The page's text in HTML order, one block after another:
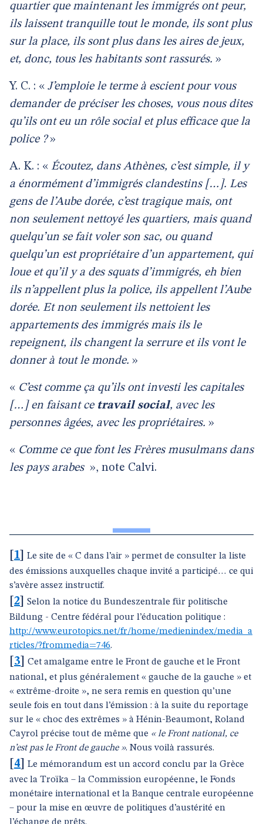
quartier que maintenant les immigrés ont peur,
ils laissent tranquille tout le monde, ils sont plus
sur la place, ils sont plus dans les aires de jeux,
et, donc, tous les habitants sont rassurés. »
Y. C. : « J’emploie le terme à escient pour vous
demander de préciser les choses, vous nous dites
qu’ils ont eu un rôle social et plus efficace que la
police ?»
A. K. : « Écoutez, dans Athènes, c’est simple, il y
a énormément d’immigrés clandestins […]. Les
gens de l’Aube dorée, c’est tragique mais, ont
non seulement nettoyé les quartiers, mais quand
quelqu’un se fait voler son sac, ou quand
quelqu’un est propriétaire d’un appartement, qui
loue et qu’il y a des squats d’immigrés, eh bien
ils n’appellent plus la police, ils appellent l’Aube
dorée. Et non seulement ils nettoient les
appartements des immigrés mais ils le
repeignent, ils changent la serrure et ils vont le
donner à tout le monde. »
« C’est comme ça qu’ils ont investi les capitales
[…] en faisant ce travail social, avec les
personnes âgées, avec les propriétaires. »
« Comme ce que font les Frères musulmans dans
les pays arabes », note Calvi.
1
Le site de « C dans l’air » permet de consulter la liste
des émissions auxquelles chaque invité a participé… ce qui
s’avère assez instructif.
2
Selon la notice du Bundeszentrale für politische
Bildung - Centre fédéral pour l’éducation politique :
http://www.eurotopics.net/fr/home/medienindex/media_a
rticles/?frommedia=746.
3
Cet amalgame entre le Front de gauche et le Front
national, et plus généralement « gauche de la gauche » et
« extrême-droite », ne sera remis en question qu’une
seule fois en tout dans l’émission : à la suite du reportage
sur le « choc des extrêmes » à Hénin-Beaumont, Roland
Cayrol précise tout de même que « le Front national, ce
n’est pas le Front de gauche ». Nous voilà rassurés.
4
Le mémorandum est un accord conclu par la Grèce
avec la Troïka – la Commission européenne, le Fonds
monétaire international et la Banque centrale européenne
– pour la mise en œuvre de politiques d’austérité en